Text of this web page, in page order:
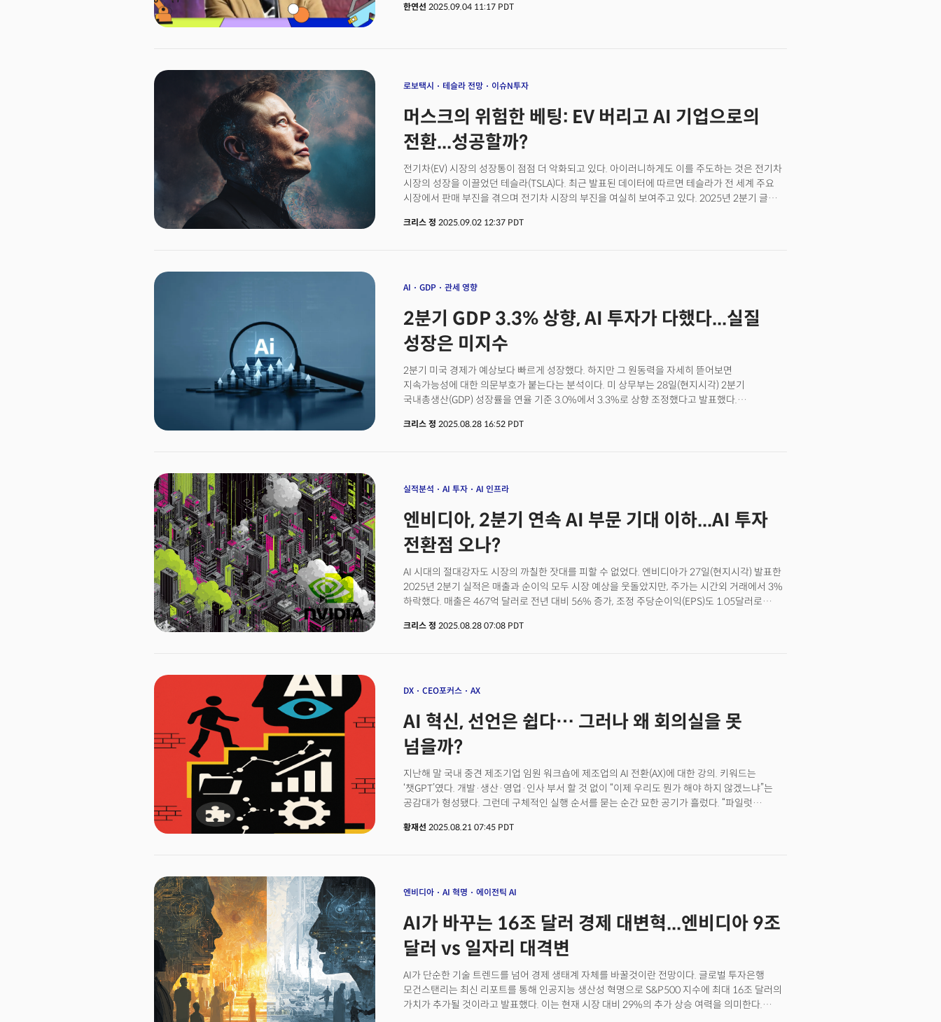
오는 10월 28일 코엑스 401호에서 열리는 '트렌드쇼 2026'을 앞두고 가진 더밀크와의
한연선 2025.09.04 11:17 PDT
로보택시 테슬라 전망 이슈N투자
머스크의 위험한 베팅: EV 버리고 AI 기업으로의
전환...성공할까?
전기차(EV) 시장의 성장통이 점점 더 악화되고 있다. 아이러니하게도 이를 주도하는 것은 전기차
시장의 성장을 이끌었던 테슬라(TSLA)다. 최근 발표된 데이터에 따르면 테슬라가 전 세계 주요
시장에서 판매 부진을 겪으며 전기차 시장의 부진을 여실히 보여주고 있다. 2025년 2분기 글로벌
급감했다.현재 테슬라의 부진을 가장 극명하게 드러내고 있는 곳은 신규 진출 시장인 인도다.
500대로 계획을 기존 대비 80%나 줄였다.이는 테슬라만의 문제가 아니다. 현재 전기차 시장의
얼마나 높았는지 적나라하게 드러내고 있는 요인이다. 트럼프 행정부의 전기차 보조 정책 철폐로
인해 미국에서는 9월 말부터 전기차 구매 시 최대 7500달러 세액공제가 사라진다. 인도에서의
부진도 트럼프 정책에 기인하고 있다. 인도에서는 최대 110%에 달하는 수입 관세 때문에 모델 Y
가격표를 보고 인도 소비자들이 주저하는 이유다.이는 전기차 산업 전체의 구조적 취약성을
보여준다. 초기 시장 형성 과정에서 정부 지원이 절대적 역할을 했지만 이제 그 보호막이
걷히면서 진짜 경쟁력을 시험받는 단계에 접어든 것이다. 물론 시장의 리더인 테슬라조차 이런
변화에 적응하지 못하고 있다면 다른 전기차 업체들의 상황은 더욱 심각할 수 있다.
크리스 정 2025.09.02 12:37 PDT
AI GDP 관세 영향
2분기 GDP 3.3% 상향, AI 투자가 다했다...실질
성장은 미지수
2분기 미국 경제가 예상보다 빠르게 성장했다. 하지만 그 원동력을 자세히 뜯어보면
지속가능성에 대한 의문부호가 붙는다는 분석이다. 미 상무부는 28일(현지시각) 2분기
국내총생산(GDP) 성장률을 연율 기준 3.0%에서 3.3%로 상향 조정했다고 발표했다.
크리스 정 2025.08.28 16:52 PDT
실적분석 AI 투자 AI 인프라
엔비디아, 2분기 연속 AI 부문 기대 이하...AI 투자
전환점 오나?
AI 시대의 절대강자도 시장의 까칠한 잣대를 피할 수 없었다. 엔비디아가 27일(현지시각) 발표한
2025년 2분기 실적은 매출과 순이익 모두 시장 예상을 웃돌았지만, 주가는 시간외 거래에서 3%
하락했다. 매출은 467억 달러로 전년 대비 56% 증가, 조정 주당순이익(EPS)도 1.05달러로
냉정했다.핵심 사업부가 기대에 살짝 못 미친 것이 전체 주가를 끌어내렸다. 엔비디아 전체
기대치를 밑돈 것은 이번이 2분기 연속이다. 전년 대비 56% 성장했다는 숫자 자체는 놀랍지만
2위 경제대국인 중국과의 비즈니스가 여전히 막혀 있다는 점도 우려를 키운 요인으로 작용했다.
중국과의 지정학적 우려 완화에도 엔비디아는 2분기에 중국 기반 고객에게 H20 칩을 단 한 개도
팔지 못했다고 밝혔다. 이로 인해 약 40억 달러의 매출이 사라진 것으로 나타났다.최근 트럼프
수출을 허가했다. 젠슨 황 CEO가 백악관을 직접 방문해 협상한 결과다. 하지만 중국 정부가 자국
기업들에게 미국산 H20 칩 구매를 자제하도록 권고하면서 실제 매출 회복은 여전히 불투명한
것으로 관측된다.콜레트 크레스 CFO는 "지정학적 문제가 해결되면 이번 분기에 20억-50억
달러의 H20 매출이 가능하다"고 말했지만, 언제 해결될지는 아무도 모른다는 것이 문제로
크리스 정 2025.08.28 07:08 PDT
DX CEO포커스 AX
AI 혁신, 선언은 쉽다… 그러나 왜 회의실을 못
넘을까?
지난해 말 국내 중견 제조기업 임원 워크숍에 제조업의 AI 전환(AX)에 대한 강의. 키워드는
‘챗GPT’였다. 개발·생산·영업·인사 부서 할 것 없이 “이제 우리도 뭔가 해야 하지 않겠느냐”는
공감대가 형성됐다. 그런데 구체적인 실행 순서를 묻는 순간 묘한 공기가 흘렀다. “파일럿
먼저냐’ 식 논쟁으로 흘렀다. 결국 담당 임원은 “다음 달에 다시 논의하자”며 마무리했다. 하루
문서를 얘기하고, 현업 부서는 시작 전부터 투자대비 성과(ROI)를 따지며, 보안팀은 데이터
선언은 대개 회의실 벽을 넘지 못한다. 실무자들은 회의실에서 나오며 “또 하나의 전시성
프로젝트 아니겠느냐”며 고개를 갸웃거린다.
황재선 2025.08.21 07:45 PDT
엔비디아 AI 혁명 에이전틱 AI
AI가 바꾸는 16조 달러 경제 대변혁...엔비디아 9조
달러 vs 일자리 대격변
AI가 단순한 기술 트렌드를 넘어 경제 생태계 자체를 바꿀것이란 전망이다. 글로벌 투자은행
모건스탠리는 최신 리포트를 통해 인공지능 생산성 혁명으로 S&P500 지수에 최대 16조 달러의
가치가 추가될 것이라고 발표했다. 이는 현재 시장 대비 29%의 추가 상승 여력을 의미한다.